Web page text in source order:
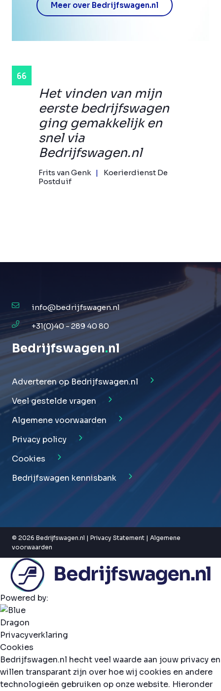
Het vinden van mijn
eerste bedrijfswagen
ging gemakkelijk en
snel via
Bedrijfswagen.nl
Frits van Genk
Koerierdienst De
Postduif
Meer over Bedrijfswagen.nl
info@bedrijfswagen.nl
+31(0)40 - 289 40 80
Bedrijfswagen.nl
Adverteren op Bedrijfswagen.nl
Veel gestelde vragen
Algemene voorwaarden
Privacy policy
Cookies
Bedrijfswagen kennisbank
© 2026 Bedrijfswagen.nl | Privacy Statement | Algemene
voorwaarden
Powered by:
Privacyverklaring
Cookies
Bedrijfswagen.nl hecht veel waarde aan jouw privacy en
willen transparant zijn over hoe wij cookies en andere
technologieën gebruiken op onze website. Hieronder